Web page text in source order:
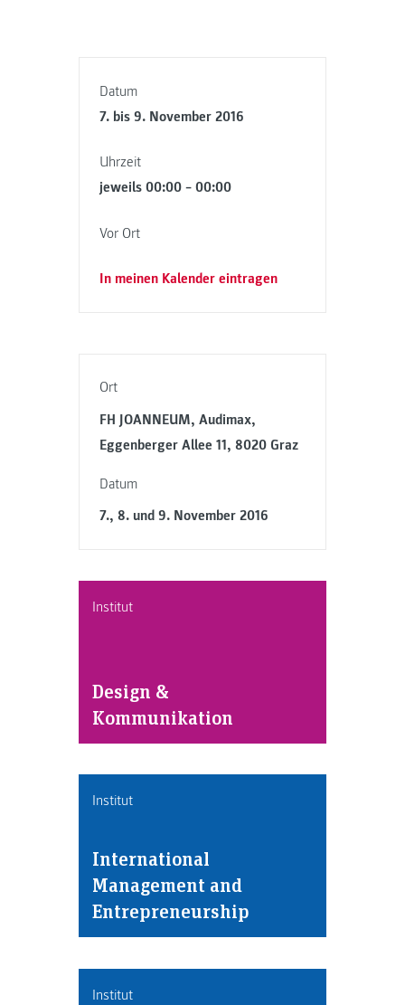
Datum
7. bis 9. November 2016
Uhrzeit
jeweils 00:00 – 00:00
Vor Ort
In meinen Kalender eintragen
Ort
FH JOANNEUM, Audimax,
Eggenberger Allee 11, 8020 Graz
Datum
7., 8. und 9. November 2016
Institut
Design &
Kommunikation
Institut
International
Management and
Entrepreneurship
Institut